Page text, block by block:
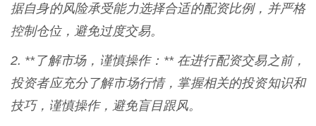
据自身的风险承受能力选择合适的配资比例，并严格
控制仓位，避免过度交易。
2. **了解市场，谨慎操作：** 在进行配资交易之前，
投资者应充分了解市场行情，掌握相关的投资知识和
技巧，谨慎操作，避免盲目跟风。